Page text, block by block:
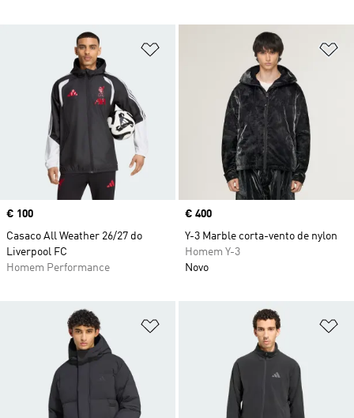
Adicionar à Lista de Desejos
Price
€ 100
Casaco All Weather 26/27 do
Liverpool FC
Homem Performance
Price
€ 400
Y-3 Marble corta-vento de nylon
Homem Y-3
Novo
Adicionar à Lista de Desejos